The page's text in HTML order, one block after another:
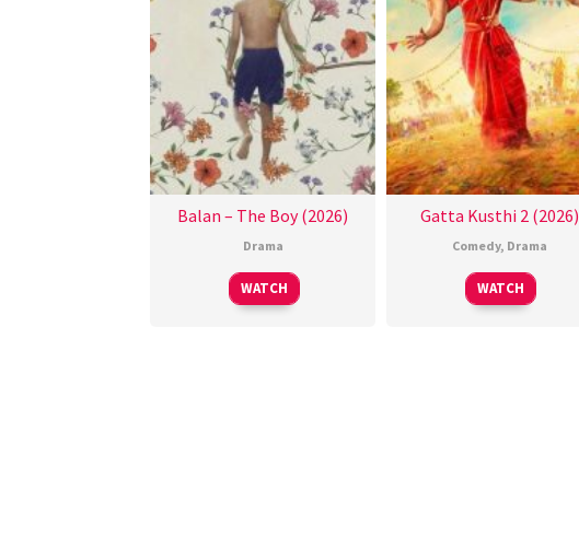
Balan – The Boy (2026)
Drama
WATCH
Gatta Kusthi 2 (2026)
Comedy, Drama
WATCH